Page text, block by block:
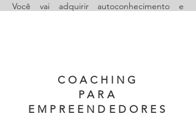
Você vai adquirir autoconhecimento e
COACHING
PARA
EMPREENDEDORES